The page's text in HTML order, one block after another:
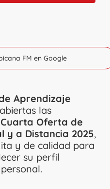
FM en Google
Aprendizaje
las
Cuarta Oferta de
y a Distancia 2025,
y de calidad para
su perfil